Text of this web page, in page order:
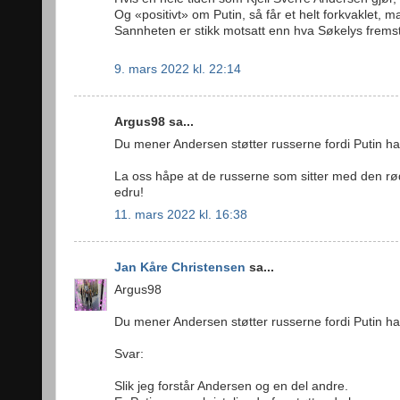
Og «positivt» om Putin, så får et helt forkvaklet,
Sannheten er stikk motsatt enn hva Søkelys
9. mars 2022 kl. 22:14
Argus98 sa...
Du mener Andersen støtter russerne fordi Putin
La oss håpe at de russerne som sitter med den
edru!
11. mars 2022 kl. 16:38
Jan Kåre Christensen sa...
Argus98
Du mener Andersen støtter russerne fordi Putin
Svar:
Slik jeg forstår Andersen og en del andre.